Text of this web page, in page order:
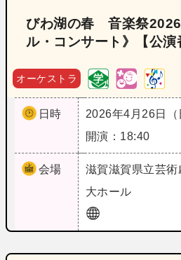
びわ湖の春 音楽祭
ル・コンサート》【公演
オーケストラ
日時
2026年4月26日（
開演：18:40
会場 滋賀滋賀県立芸術
大ホール